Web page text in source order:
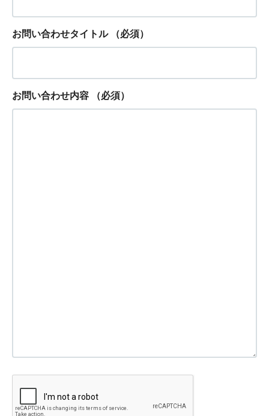
お問い合わせタイトル （必須）
お問い合わせ内容 （必須）